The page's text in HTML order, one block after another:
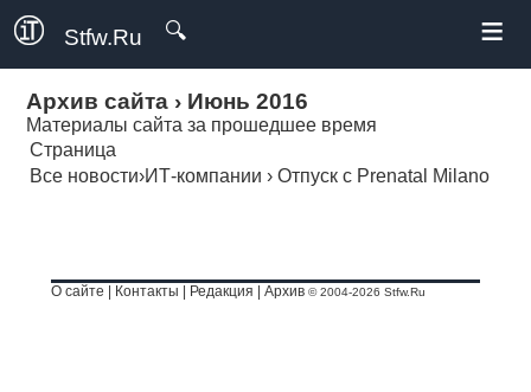
Stfw.Ru 🔍 ≡
Архив сайта › Июнь 2016
Материалы сайта за прошедшее время
Страница
Все новости›ИТ-компании ›Отпуск с Prenatal Milano
О сайте Контакты Редакция Архив © 2004-2026 Stfw.Ru